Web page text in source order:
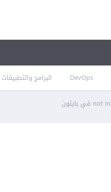
DevOps البرامج والتطبيقات